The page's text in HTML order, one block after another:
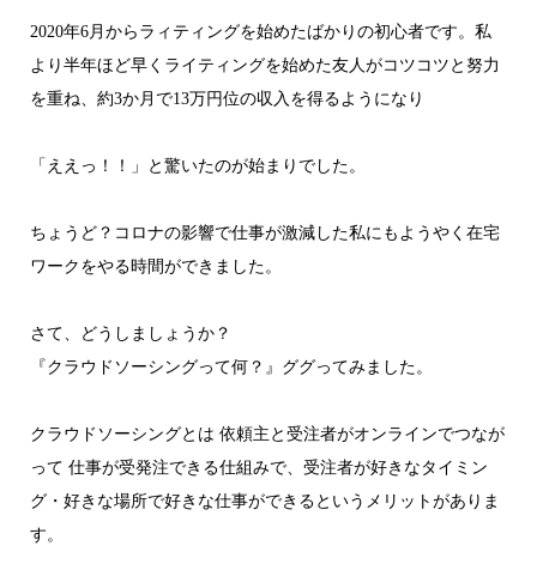
2020年6月からラィティングを始めたばかりの初心者です。私
より半年ほど早くライティングを始めた友人がコツコツと努力
を重ね、約3か月で13万円位の収入を得るようになり
「ええっ！！」と驚いたのが始まりでした。
ちょうど？コロナの影響で仕事が激減した私にもようやく在宅
ワークをやる時間ができました。
さて、どうしましょうか？
『クラウドソーシングって何？』ググってみました。
クラウドソーシングとは 依頼主と受注者がオンラインでつなが
って 仕事が受発注できる仕組みで、受注者が好きなタイミン
グ・好きな場所で好きな仕事ができるというメリットがありま
す。